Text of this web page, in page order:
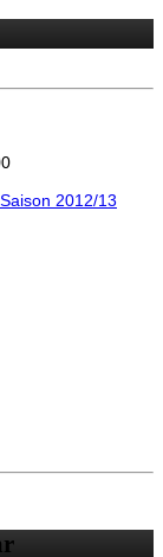
2012/13